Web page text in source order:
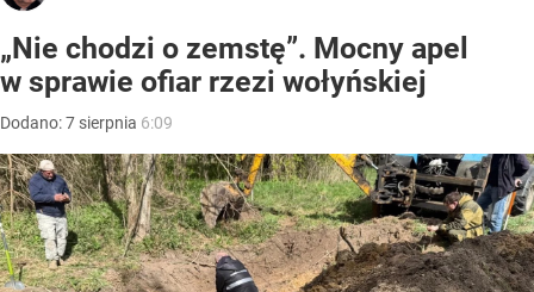
„Nie chodzi o zemstę”. Mocny apel
w sprawie ofiar rzezi wołyńskiej
Dodano:7 sierpnia 6:09